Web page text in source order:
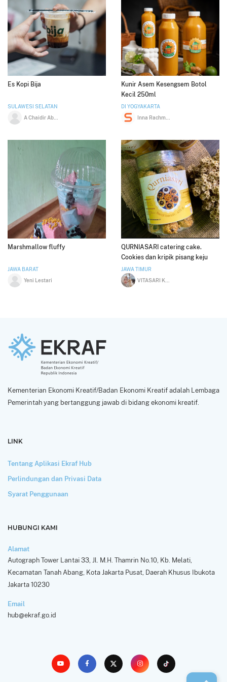
Es Kopi Bija
SULAWESI SELATAN
Kunir Asem Kesengsem Botol
Kecil 250ml
DI YOGYAKARTA
Marshmallow fluffy
JAWA BARAT
Yeni Lestari
QURNIASARI catering cake.
Cookies dan kripik pisang keju
JAWA TIMUR
Kementerian Ekonomi Kreatif/Badan Ekonomi Kreatif adalah Lembaga
Pemerintah yang bertanggung jawab di bidang ekonomi kreatif.
LINK
Tentang Aplikasi Ekraf Hub
Perlindungan dan Privasi Data
Syarat Penggunaan
HUBUNGI KAMI
Alamat
Autograph Tower Lantai 33, Jl. M.H. Thamrin No.10, Kb. Melati,
Kecamatan Tanah Abang, Kota Jakarta Pusat, Daerah Khusus Ibukota
Jakarta 10230
Email
hub@ekraf.go.id